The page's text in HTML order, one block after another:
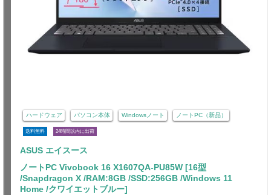
ハードウェア パソコン本体 Windowsノート ノートPC（新品）
送料無料 24時間以内に出荷
ASUS エイスース
ノートPC Vivobook 16 X1607QA-PU85W [16型
/Snapdragon X /RAM:8GB /SSD:256GB /Windows 11
Home /クワイエットブルー]